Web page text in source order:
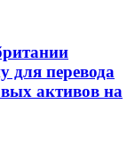
для перевода
активов на